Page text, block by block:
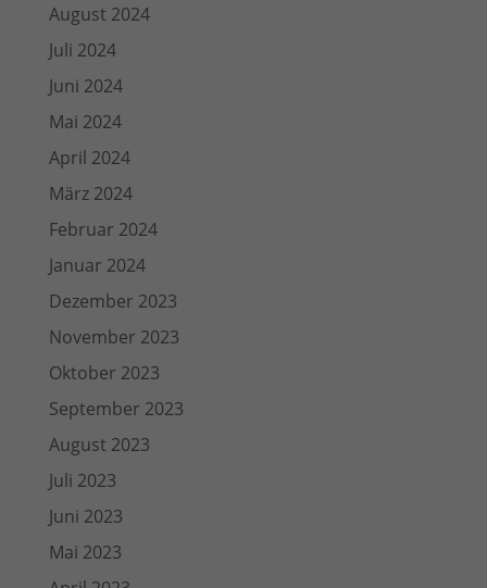
August 2024
Juli 2024
Juni 2024
Mai 2024
April 2024
März 2024
Februar 2024
Januar 2024
Dezember 2023
November 2023
Oktober 2023
September 2023
August 2023
Juli 2023
Juni 2023
Mai 2023